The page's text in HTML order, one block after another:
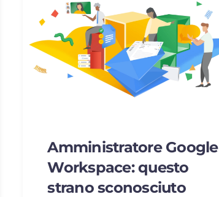
Amministratore Google
Workspace: questo
strano sconosciuto